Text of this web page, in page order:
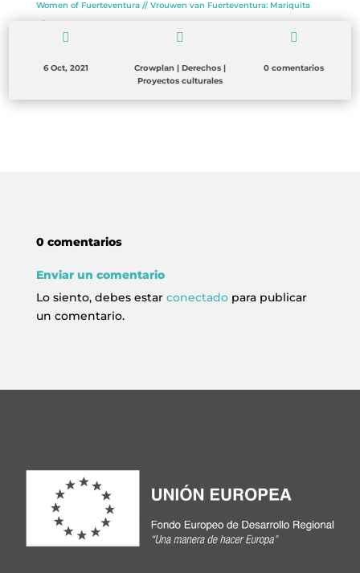
Women of Fuerteventura // Vrouwen van Fuerteventura: Mariquita
Hierro.

6 Oct, 2021

Crowplan| Derechos|
Proyectos culturales

0 comentarios
0 comentarios
Enviar un comentario
Lo siento, debes estar conectadopara publicar
un comentario.